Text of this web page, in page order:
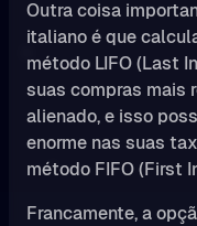
Outra coisa
italiano é que
método LIFO (Last
suas compras mais
alienado, e isso
enorme nas suas
método FIFO (First
Francamente, a